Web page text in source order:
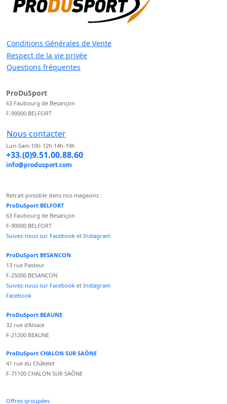
Conditions Générales de Vente
Respect de la vie privée
Questions fréquentes
ProDuSport
63 Faubourg de Besançon
F-90000 BELFORT
Nous contacter
Lun-Sam 10h-12h 14h-19h
+33.(0)9.51.00.88.60
info@produsport.com
Retrait possible dans nos magasins :
ProDuSport BELFORT
63 Faubourg de Besançon
F-90000 BELFORT
Suivez-nous sur Facebook et Instagram
ProDuSport BESANCON
13 rue Pasteur
F-25000 BESANCON
Suivez-nous sur Facebook et Instagram
Facebook
ProDuSport BEAUNE
32 rue d'Alsace
F-21200 BEAUNE
ProDuSport CHALON SUR SAÔNE
41 rue du Châtelet
F-71100 CHALON SUR SAÔNE
Offres groupées